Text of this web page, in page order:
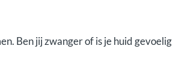
Ben jij zwanger of is je huid gevoelig